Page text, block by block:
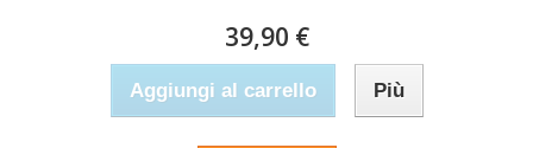
39,90 €
Aggiungi al carrello Più